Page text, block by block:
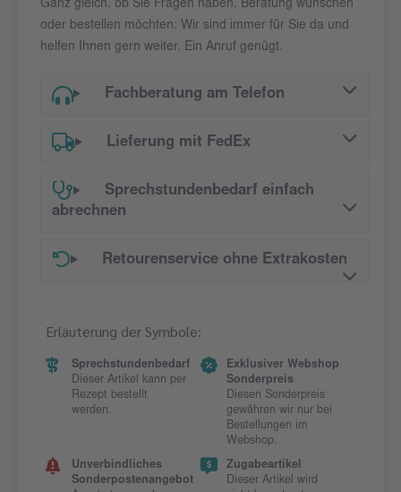
Ganz gleich, ob Sie Fragen haben, Beratung wünschen
oder bestellen möchten: Wir sind immer für Sie da und
helfen Ihnen gern weiter. Ein Anruf genügt.
Fachberatung am Telefon
Lieferung mit FedEx
Sprechstundenbedarf einfach
abrechnen
Retourenservice ohne Extrakosten
Erläuterung der Symbole:
Sprechstundenbedarf
Dieser Artikel kann per
Rezept bestellt
werden.
Exklusiver Webshop
Sonderpreis
Diesen Sonderpreis
gewähren wir nur bei
Bestellungen im
Webshop.
Unverbindliches
Sonderpostenangebot
Zugabeartikel
Dieser Artikel wird